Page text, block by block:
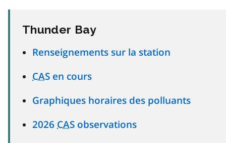
Thunder Bay
Renseignements sur la station
CAS en cours
Graphiques horaires des polluants
2026 CAS observations